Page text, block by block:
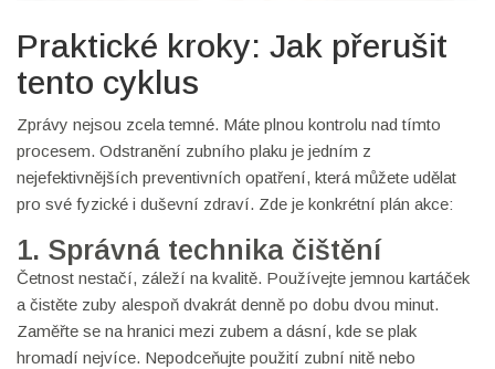
Praktické kroky: Jak přerušit
tento cyklus
Zprávy nejsou zcela temné. Máte plnou kontrolu nad tímto
procesem. Odstranění zubního plaku je jedním z
nejefektivnějších preventivních opatření, která můžete udělat
pro své fyzické i duševní zdraví. Zde je konkrétní plán akce:
1. Správná technika čištění
Četnost nestačí, záleží na kvalitě. Používejte jemnou kartáček
a čistěte zuby alespoň dvakrát denně po dobu dvou minut.
Zaměřte se na hranici mezi zubem a dásní, kde se plak
hromadí nejvíce. Nepodceňujte použití zubní nitě nebo